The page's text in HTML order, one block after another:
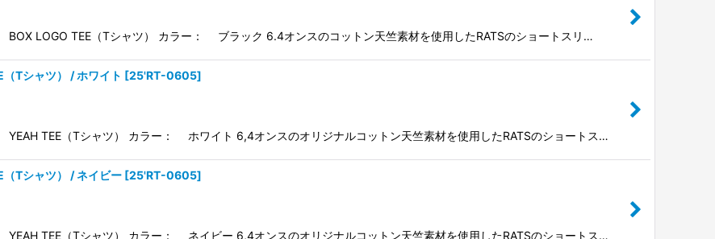
LOGO TEE（Tシャツ） カラー： ブラック 6.4オンスのコットン天竺素材を使用したRATSのショートスリ…
Tシャツ） / ホワイト [25'RT-0605]
TEE（Tシャツ） カラー： ホワイト 6,4オンスのオリジナルコットン天竺素材を使用したRATSのショートス…
Tシャツ） / ネイビー [25'RT-0605]
TEE（Tシャツ） カラー： ネイビー 6,4オンスのオリジナルコットン天竺素材を使用したRATSのショートス…